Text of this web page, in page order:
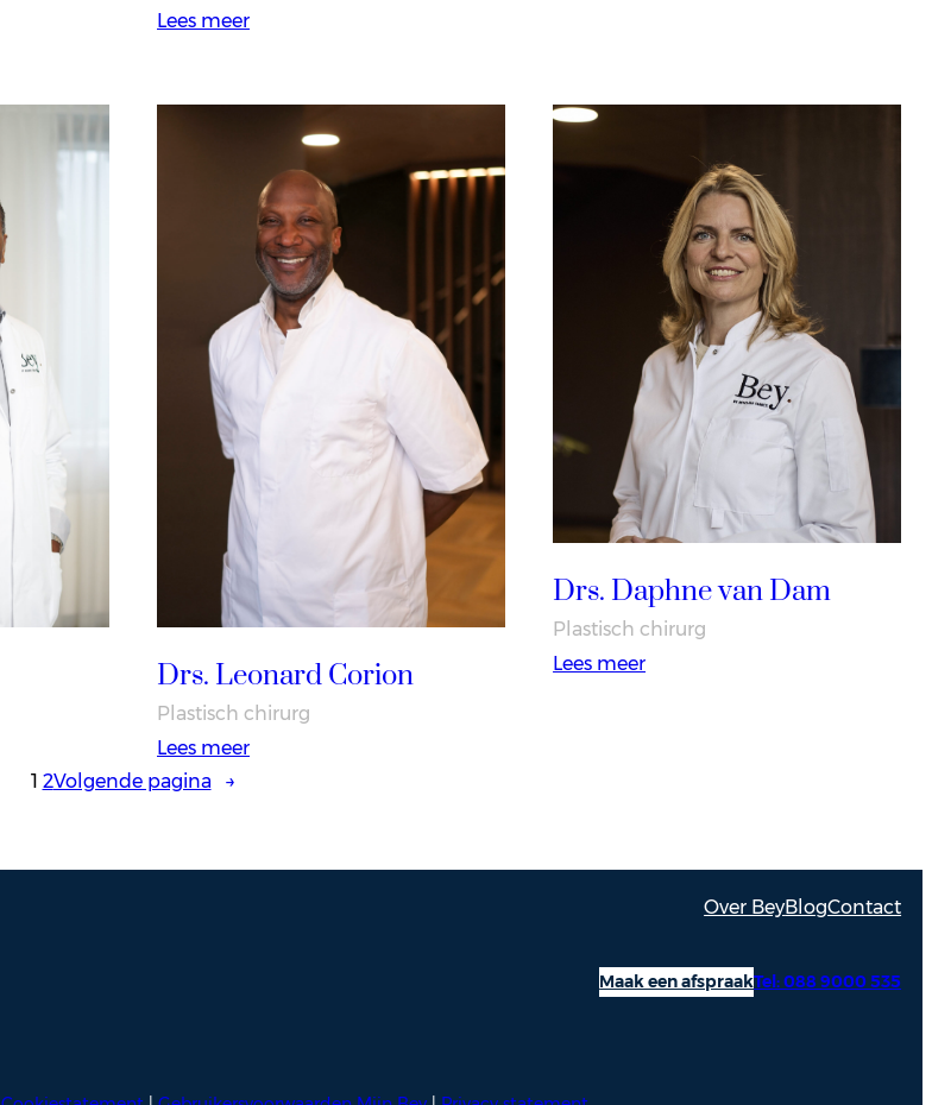
Lees meer:
Drs. Leonard Corion
Plastisch chirurg
Lees meer:
Drs. Daphne van Dam
Plastisch chirurg
Lees meer:
1 2Volgende pagina →
Over BeyBlogContact
Maak een afspraakTel: 088 9000 535